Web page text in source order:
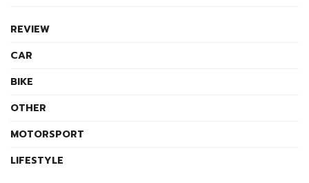
REVIEW
CAR
BIKE
OTHER
MOTORSPORT
LIFESTYLE